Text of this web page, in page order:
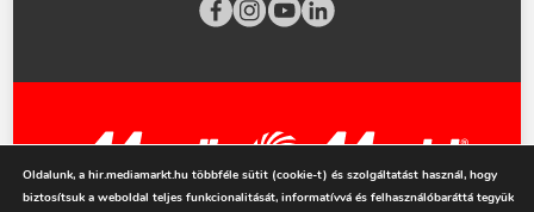
Oldalunk, a hir.mediamarkt.hu többféle sütit (cookie-t) és szolgáltatást használ, hogy
biztosítsuk a weboldal teljes funkcionalitását, informatívvá és felhasználóbaráttá tegyük